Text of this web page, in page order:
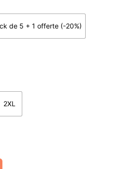
de 5 + 1 offerte (-20%)
2XL